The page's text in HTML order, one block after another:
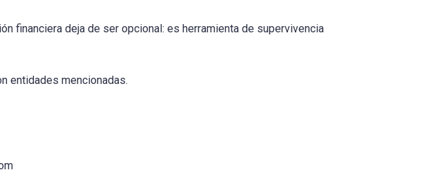
financiera deja de ser opcional: es herramienta de supervivencia
entidades mencionadas.